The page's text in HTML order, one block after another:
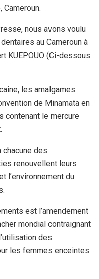
Cameroun.
nous avons voulu
au Cameroun à
KUEPOUO (Ci-dessous
les amalgames
de Minamata en
contenant le mercure
des
renouvellent leurs
l’environnement du
est l’amendement
mondial contraignant
des
les femmes enceintes